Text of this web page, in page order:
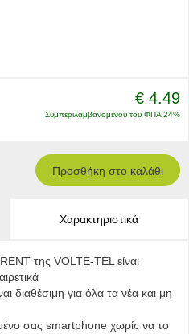
€ 4.49
Συμπεριλαμβανομένου του ΦΠΑ 24%
Προσθήκη στο καλάθι
Χαρακτηριστικά
της VOLTE-TEL είναι
διαθέσιμη για όλα τα νέα και μη
σας smartphone χωρίς να το